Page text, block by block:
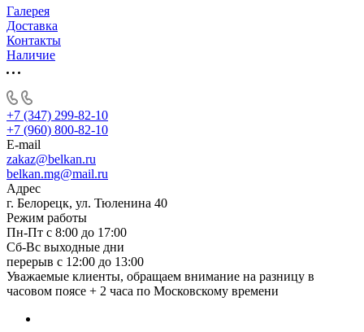
Галерея
Доставка
Контакты
Наличие
+7 (347) 299-82-10
+7 (960) 800-82-10
E-mail
zakaz@belkan.ru
belkan.mg@mail.ru
Адрес
г. Белорецк, ул. Тюленина 40
Режим работы
Пн-Пт с 8:00 до 17:00
Сб-Вс выходные дни
перерыв с 12:00 до 13:00
Уважаемые клиенты, обращаем внимание на разницу в
часовом поясе + 2 часа по Московскому времени